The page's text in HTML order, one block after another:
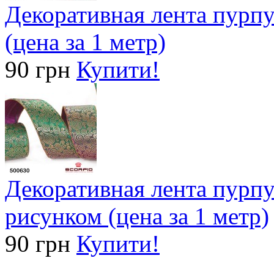
Декоративная лента
(цена за 1 метр)
90 грн Купити!
Декоративная лента
рисунком (цена за 1 метр)
90 грн Купити!